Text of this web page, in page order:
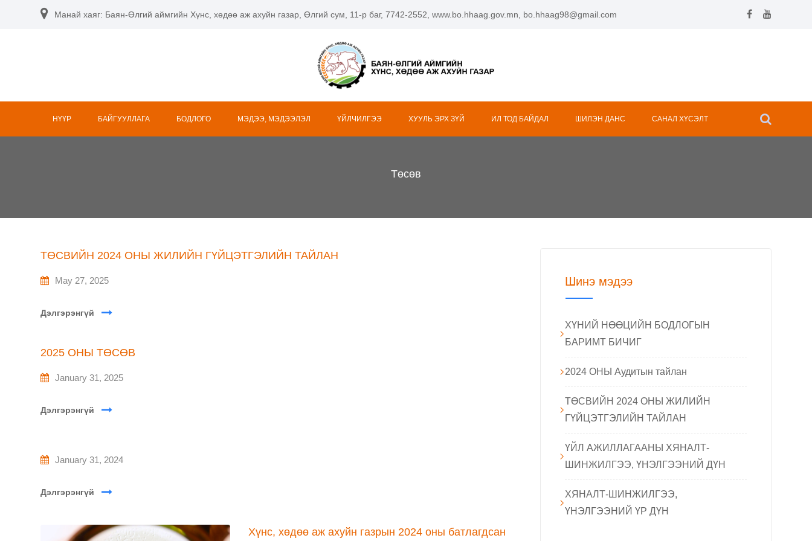
Манай хаяг: Баян-Өлгий аймгийн Хүнс, хөдөө аж ахуйн газар, Өлгий сум, 11-р баг, 7742-2552, www.bo.hhaag.gov.mn, bo.hhaag98@gmail.com
НҮҮР БАЙГУУЛЛАГА БОДЛОГО МЭДЭЭ, МЭДЭЭЛЭЛ ҮЙЛЧИЛГЭЭ ХУУЛЬ ЭРХ ЗҮЙ ИЛ ТОД БАЙДАЛ ШИЛЭН ДАНС САНАЛ ХҮСЭЛТ
Төсөв
ТӨСВИЙН 2024 ОНЫ ЖИЛИЙН ГҮЙЦЭТГЭЛИЙН ТАЙЛАН
May 27, 2025
Дэлгэрэнгүй
2025 ОНЫ ТӨСӨВ
January 31, 2025
Дэлгэрэнгүй
January 31, 2024
Дэлгэрэнгүй
Хүнс, хөдөө аж ахуйн газрын 2024 оны батлагдсан
Шинэ мэдээ
ХҮНИЙ НӨӨЦИЙН БОДЛОГЫН
БАРИМТ БИЧИГ
2024 ОНЫ Аудитын тайлан
ТӨСВИЙН 2024 ОНЫ ЖИЛИЙН
ГҮЙЦЭТГЭЛИЙН ТАЙЛАН
ҮЙЛ АЖИЛЛАГААНЫ ХЯНАЛТ-
ШИНЖИЛГЭЭ, ҮНЭЛГЭЭНИЙ ДҮН
ХЯНАЛТ-ШИНЖИЛГЭЭ,
ҮНЭЛГЭЭНИЙ ҮР ДҮН